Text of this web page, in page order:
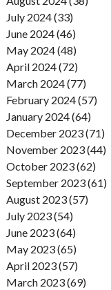
July 2024 (33)
June 2024 (46)
May 2024 (48)
April 2024 (72)
March 2024 (77)
February 2024 (57)
January 2024 (64)
December 2023 (71)
November 2023 (44)
October 2023 (62)
September 2023 (61)
August 2023 (57)
July 2023 (54)
June 2023 (64)
May 2023 (65)
April 2023 (57)
March 2023 (69)